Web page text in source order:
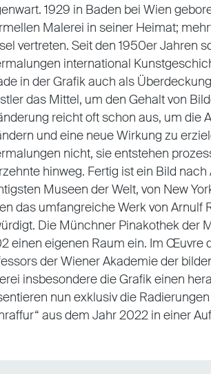
1929 in Baden bei Wien
Malerei in seiner Heimat;
vertreten. Seit den 1950er Jahren
international
in der Grafik auch als
das Mittel, um den Gehalt von
reicht oft schon aus, um die
und eine neue Wirkung zu
nicht, sie entstehen
hinweg. Fertig ist ein Bild
Museen der Welt, von New
das umfangreiche Werk von Arnulf
Die Münchner Pinakothek der
einen eigenen Raum ein. Im Œuvre
der Wiener Akademie der
insbesondere die Grafik einen
nun exklusiv die Radierungen
aus dem Jahr 2022 in einer